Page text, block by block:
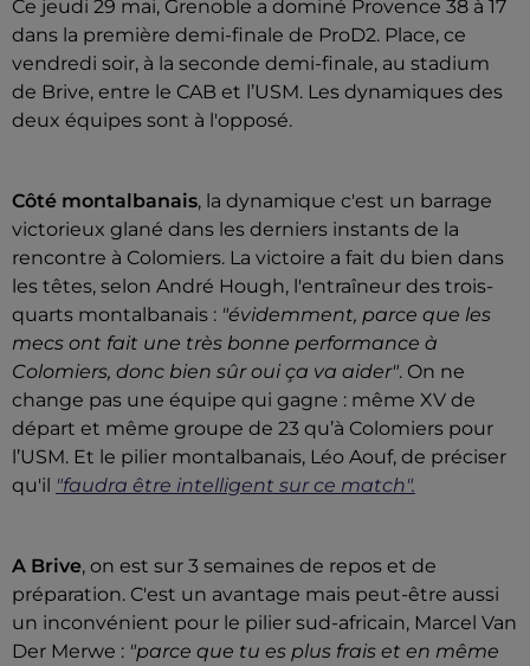
Ce jeudi 29 mai, Grenoble a dominé Provence 38 à 17
dans la première demi-finale de ProD2. Place, ce
vendredi soir, à la seconde demi-finale, au stadium
de Brive, entre le CAB et l’USM. Les dynamiques des
deux équipes sont à l'opposé.
Côté montalbanais, la dynamique c'est un barrage
victorieux glané dans les derniers instants de la
rencontre à Colomiers. La victoire a fait du bien dans
les têtes, selon André Hough, l'entraîneur des trois-
quarts montalbanais : "évidemment, parce que les
mecs ont fait une très bonne performance à
Colomiers, donc bien sûr oui ça va aider". On ne
change pas une équipe qui gagne : même XV de
départ et même groupe de 23 qu’à Colomiers pour
l’USM. Et le pilier montalbanais, Léo Aouf, de préciser
qu'il "faudra être intelligent sur ce match".
A Brive, on est sur 3 semaines de repos et de
préparation. C'est un avantage mais peut-être aussi
un inconvénient pour le pilier sud-africain, Marcel Van
Der Merwe : "parce que tu es plus frais et en même